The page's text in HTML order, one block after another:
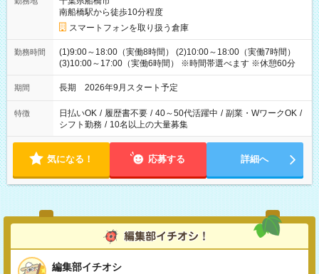
南船橋駅から徒歩10分程度
スマートフォンを取り扱う倉庫
勤務時間
(1)9:00～18:00（実働8時間） (2)10:00～18:00（実働7時間）
(3)10:00～17:00（実働6時間） ※時間帯選べます ※休憩60分
期間 長期 2026年9月スタート予定
特徴 日払いOK / 履歴書不要 / 40～50代活躍中 / 副業・WワークOK /
シフト勤務 / 10名以上の大量募集
気になる！ 応募する 詳細へ
編集部イチオシ